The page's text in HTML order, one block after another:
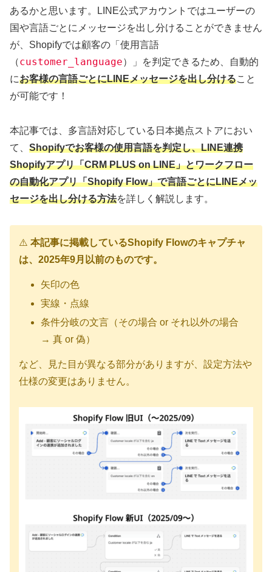
あるかと思います。LINE公式アカウントではユーザーの
国や言語ごとにメッセージを出し分けることができません
が、Shopifyでは顧客の「使用言語
（customer_language）」を判定できるため、自動的
にお客様の言語ごとにLINEメッセージを出し分けること
が可能です！
本記事では、多言語対応している日本拠点ストアにおい
て、 Shopifyでお客様の使用言語を判定し、LINE連携
Shopifyアプリ「CRM PLUS on LINE」とワークフロー
の自動化アプリ「Shopify Flow」で言語ごとにLINEメッ
セージを出し分ける方法を詳しく解説します。
⚠️ 本記事に掲載しているShopify Flowのキャプチャ
は、2025年9月以前のものです。
矢印の色
実線・点線
条件分岐の文言（その場合 or それ以外の場合
→ 真 or 偽）
など、見た目が異なる部分がありますが、設定方法や
仕様の変更はありません。